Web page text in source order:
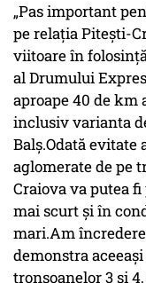
„Pas important
pe relația Pitești-
viitoare în
al Drumului
aproape 40 de km
inclusiv varianta
Balș.Odată
aglomerate de pe
Craiova va putea
mai scurt și în
mari.Am
demonstra
tronsoanelor 3 și